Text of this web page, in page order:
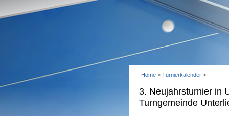
Home > Turnierkalender >
3. Neujahrsturnier in
Turngemeinde